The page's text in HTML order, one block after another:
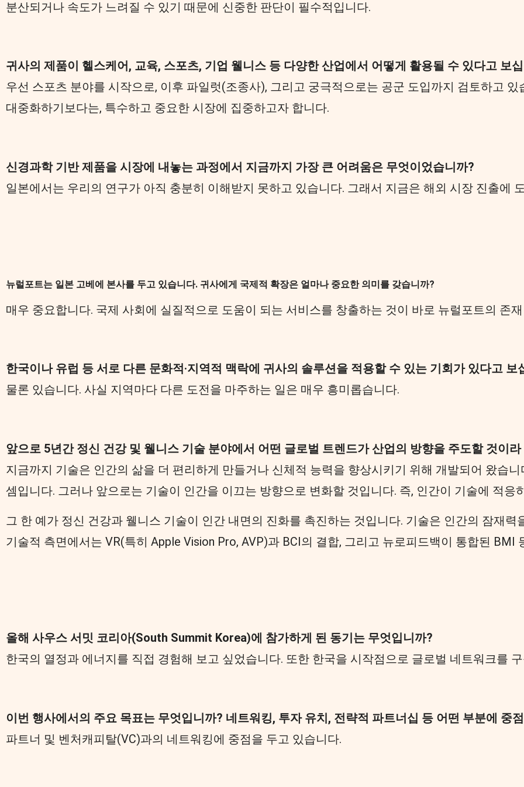
분산되거나 속도가 느려질 수 있기 때문에 신중한 판단이 필수적입니다.
귀사의 제품이 헬스케어, 교육, 스포츠, 기업 웰니스 등 다양한 산업에서 어떻게 활용될 수 있다고 보
우선 스포츠 분야를 시작으로, 이후 파일럿(조종사), 그리고 궁극적으로는 공군 도입까지 검토하고
대중화하기보다는, 특수하고 중요한 시장에 집중하고자 합니다.
신경과학 기반 제품을 시장에 내놓는 과정에서 지금까지 가장 큰 어려움은 무엇이었습니까?
일본에서는 우리의 연구가 아직 충분히 이해받지 못하고 있습니다. 그래서 지금은 해외 시장 진출에
뉴럴포트는 일본 고베에 본사를 두고 있습니다. 귀사에게 국제적 확장은 얼마나 중요한 의미를 갖습니까?
매우 중요합니다. 국제 사회에 실질적으로 도움이 되는 서비스를 창출하는 것이 바로 뉴럴포트의 존
한국이나 유럽 등 서로 다른 문화적·지역적 맥락에 귀사의 솔루션을 적용할 수 있는 기회가 있다고 보
물론 있습니다. 사실 지역마다 다른 도전을 마주하는 일은 매우 흥미롭습니다.
앞으로 5년간 정신 건강 및 웰니스 기술 분야에서 어떤 글로벌 트렌드가 산업의 방향을 주도할 것이
지금까지 기술은 인간의 삶을 더 편리하게 만들거나 신체적 능력을 향상시키기 위해 개발되어 왔습
셈입니다. 그러나 앞으로는 기술이 인간을 이끄는 방향으로 변화할 것입니다. 즉, 인간이 기술에 적응
그 한 예가 정신 건강과 웰니스 기술이 인간 내면의 진화를 촉진하는 것입니다. 기술은 인간의 잠재
기술적 측면에서는 VR(특히 Apple Vision Pro, AVP)과 BCI의 결합, 그리고 뉴로피드백이 통합된
올해 사우스 서밋 코리아(South Summit Korea)에 참가하게 된 동기는 무엇입니까?
한국의 열정과 에너지를 직접 경험해 보고 싶었습니다. 또한 한국을 시작점으로 글로벌 네트워크를
이번 행사에서의 주요 목표는 무엇입니까? 네트워킹, 투자 유치, 전략적 파트너십 등 어떤 부분에 중
파트너 및 벤처캐피탈(VC)과의 네트워킹에 중점을 두고 있습니다.